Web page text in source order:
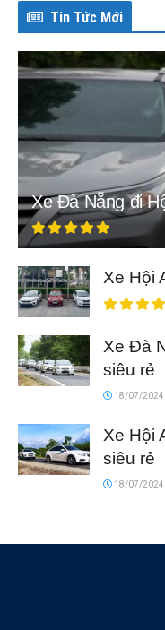
Tin Tức Mới
Xe Đà Nẵng đi
Xe Hội
Xe Đà
siêu rẻ
18/07/2024
Xe Hội
siêu rẻ
18/07/2024